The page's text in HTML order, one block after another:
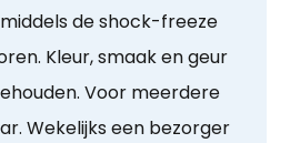
de shock-freeze
Kleur, smaak en geur
Voor meerdere
Wekelijks een bezorger